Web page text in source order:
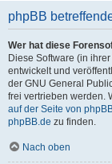
phpBB
Wer hat diese
Diese Software (in
entwickelt und
der GNU General
frei vertrieben werden.
auf der Seite von
phpBB.de zu finden.
Nach oben